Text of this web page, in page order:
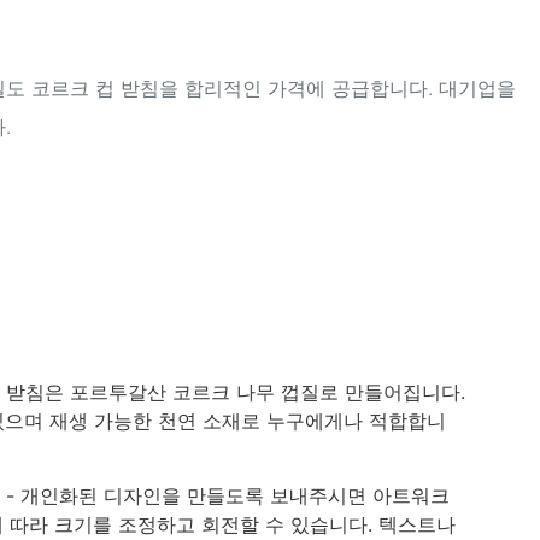
코르크 컵 받침을 합리적인 가격에 공급합니다. 대기업을
.
침은 포르투갈산 코르크 나무 껍질로 만들어집니다.
며 재생 가능한 천연 소재로 누구에게나 적합합니
- 개인화된 디자인을 만들도록 보내주시면 아트워크
따라 크기를 조정하고 회전할 수 있습니다. 텍스트나